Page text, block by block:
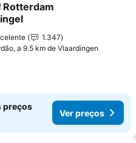
aos favoritos
Rotterdam
1.347
a 9.5 km de Vlaardingen
preços
Ver preços